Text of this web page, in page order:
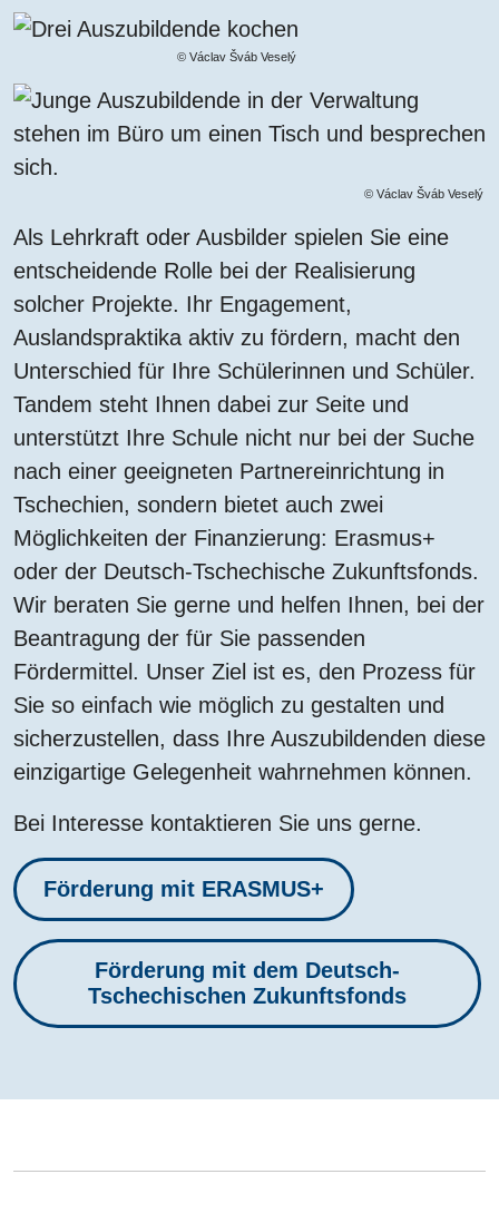
© Václav Šváb Veselý
© Václav Šváb Veselý
Als Lehrkraft oder Ausbilder spielen Sie eine
entscheidende Rolle bei der Realisierung
solcher Projekte. Ihr Engagement,
Auslandspraktika aktiv zu fördern, macht den
Unterschied für Ihre Schülerinnen und Schüler.
Tandem steht Ihnen dabei zur Seite und
unterstützt Ihre Schule nicht nur bei der Suche
nach einer geeigneten Partnereinrichtung in
Tschechien, sondern bietet auch zwei
Möglichkeiten der Finanzierung: Erasmus+
oder der Deutsch-Tschechische Zukunftsfonds.
Wir beraten Sie gerne und helfen Ihnen, bei der
Beantragung der für Sie passenden
Fördermittel. Unser Ziel ist es, den Prozess für
Sie so einfach wie möglich zu gestalten und
sicherzustellen, dass Ihre Auszubildenden diese
einzigartige Gelegenheit wahrnehmen können.
Bei Interesse kontaktieren Sie uns gerne.
Förderung mit ERASMUS+
Förderung mit dem Deutsch-
Tschechischen Zukunftsfonds